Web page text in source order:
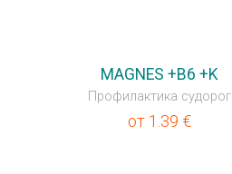
MAGNES +B6 +K
Профилактика судорог
от 1.39 €